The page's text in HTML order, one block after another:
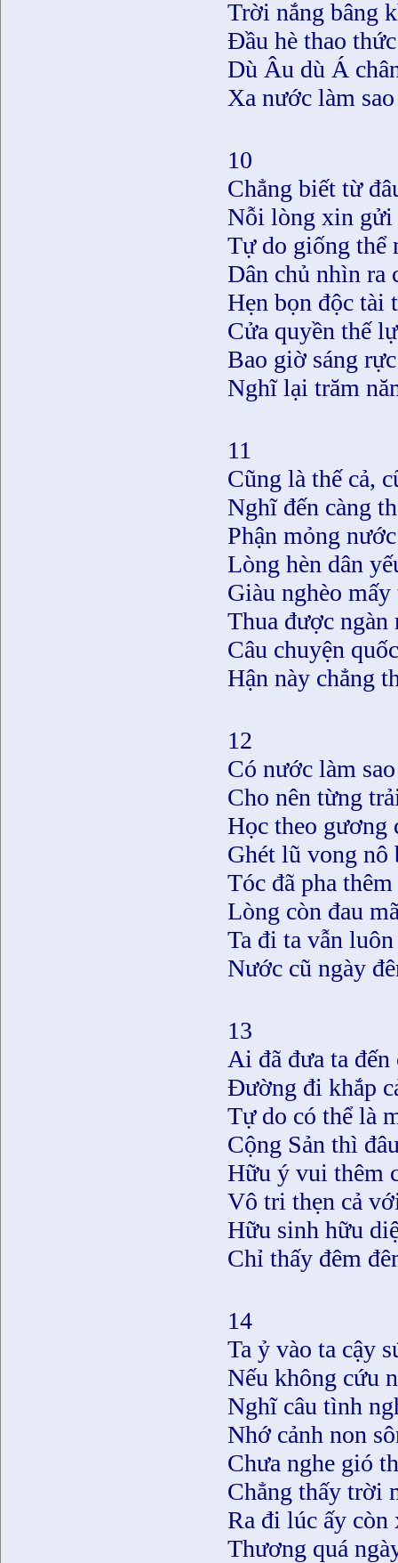
Trời nắng bâng
Ðầu hè thao
Dù Âu dù Á
Xa nước làm
10
Chẳng biết từ
Nỗi lòng xin gửi
Tự do giống thể
Dân chủ nhìn ra
Hẹn bọn độc tài
Cửa quyền thế
Bao giờ sáng
Nghĩ lại trăm
11
Cũng là thế cả,
Nghĩ đến càng
Phận mỏng
Lòng hèn dân
Giàu nghèo
Thua được
Câu chuyện
Hận này chẳng
12
Có nước làm
Cho nên từng
Học theo gương
Ghét lũ vong nô
Tóc đã pha
Lòng còn đau
Ta đi ta vẫn
Nước cũ ngày
13
Ai đã đưa ta đến
Ðường đi khắp
Tự do có thể là
Cộng Sản thì
Hữu ý vui thêm
Vô tri thẹn cả
Hữu sinh hữu
Chỉ thấy đêm
14
Ta ỷ vào ta cậy
Nếu không cứu
Nghĩ câu tình
Nhớ cảnh non
Chưa nghe gió
Chẳng thấy trời
Ra đi lúc ấy còn
Thương quá